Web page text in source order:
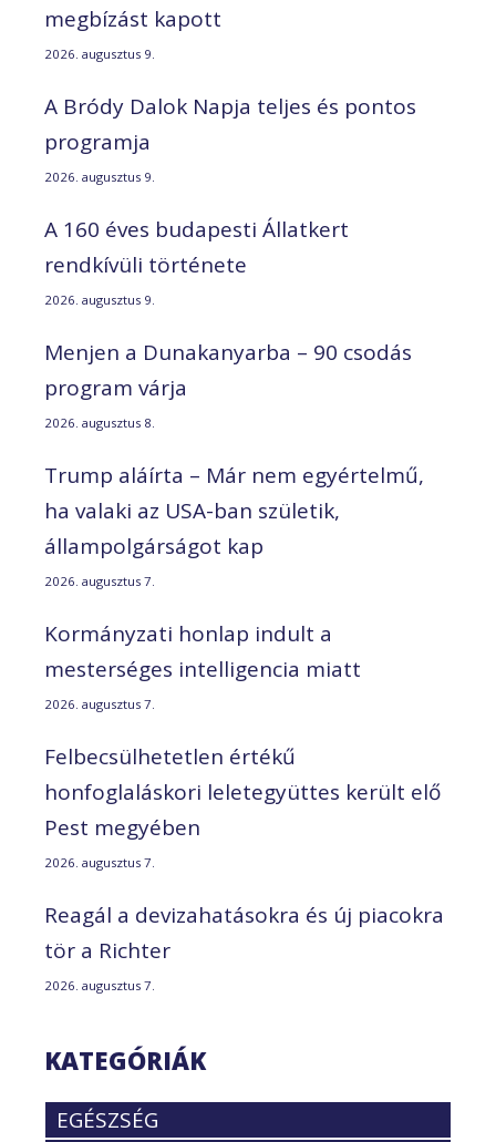
megbízást kapott
2026. augusztus 9.
A Bródy Dalok Napja teljes és pontos
programja
2026. augusztus 9.
A 160 éves budapesti Állatkert
rendkívüli története
2026. augusztus 9.
Menjen a Dunakanyarba – 90 csodás
program várja
2026. augusztus 8.
Trump aláírta – Már nem egyértelmű,
ha valaki az USA-ban születik,
állampolgárságot kap
2026. augusztus 7.
Kormányzati honlap indult a
mesterséges intelligencia miatt
2026. augusztus 7.
Felbecsülhetetlen értékű
honfoglaláskori leletegyüttes került elő
Pest megyében
2026. augusztus 7.
Reagál a devizahatásokra és új piacokra
tör a Richter
2026. augusztus 7.
KATEGÓRIÁK
EGÉSZSÉG